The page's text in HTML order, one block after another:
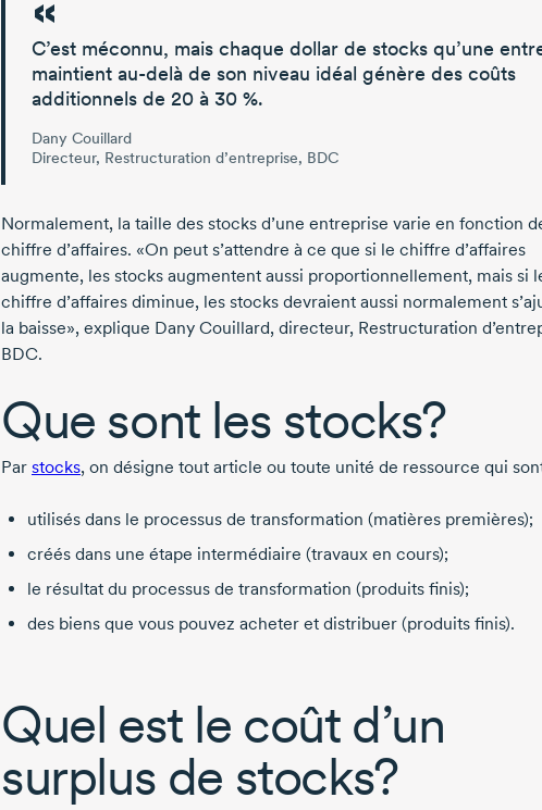
C’est méconnu, mais chaque dollar de stocks qu’une
maintient au-delà de son niveau idéal génère des coûts
additionnels de 20 à 30 %.
Dany Couillard
Directeur, Restructuration d’entreprise, BDC
Normalement, la taille des stocks d’une entreprise varie en fonction
chiffre d’affaires. «On peut s’attendre à ce que si le chiffre d’affaires
augmente, les stocks augmentent aussi proportionnellement, mais si
chiffre d’affaires diminue, les stocks devraient aussi normalement
la baisse», explique Dany Couillard, directeur, Restructuration
BDC.
Que sont les stocks?
Par stocks, on désigne tout article ou toute unité de ressource qui
utilisés dans le processus de transformation (matières premières);
créés dans une étape intermédiaire (travaux en cours);
le résultat du processus de transformation (produits finis);
des biens que vous pouvez acheter et distribuer (produits finis).
Quel est le coût d’un
surplus de stocks?